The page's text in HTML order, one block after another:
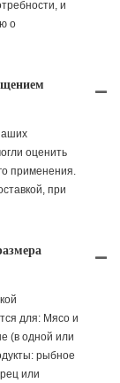
и
о
оценить
применения.
при
для: Мясо и
(в одной или
рыбное
или